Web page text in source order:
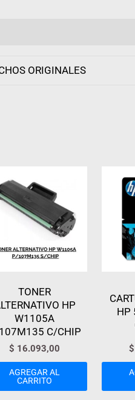
ORIGINALES
TONER
HP
W1105A
C/CHIP
$ 16.093,00
AGREGAR AL
CARRITO
HP
$